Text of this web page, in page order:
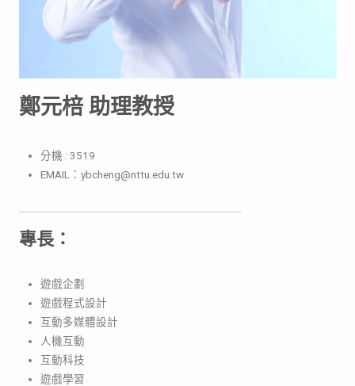
鄭元棓 助理教授
分機 : 3519
EMAIL：ybcheng@nttu.edu.tw
專長：
遊戲企劃
遊戲程式設計
互動多媒體設計
人機互動
互動科技
遊戲學習